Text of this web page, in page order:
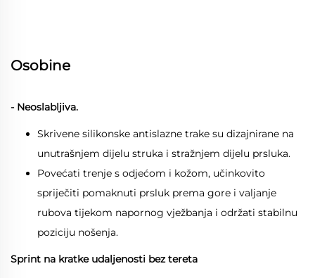
Osobine
- Neoslabljiva.
Skrivene silikonske antislazne trake su dizajnirane na
unutrašnjem dijelu struka i stražnjem dijelu prsluka.
Povećati trenje s odjećom i kožom, učinkovito
spriječiti pomaknuti prsluk prema gore i valjanje
rubova tijekom napornog vježbanja i održati stabilnu
poziciju nošenja.
Sprint na kratke udaljenosti bez tereta